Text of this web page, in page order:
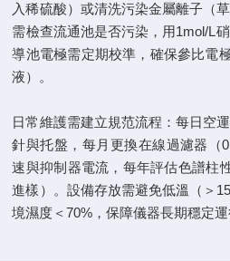
入稀硫酸）或清洗污染金屬離子（
需檢查流通池是否污染，用1mol/L
導池電極需定期校準，確保參比電
液）。
日常維護需建立規范流程：每日空
針與托盤，每月更換在線過濾器（
速與抑制器電流，每年評估色譜柱
進樣）。設備存放需避免低溫（＞
境濕度＜70%，保障儀器長期穩定運